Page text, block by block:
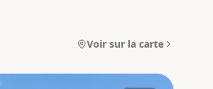
Voir sur la carte